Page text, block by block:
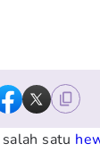
satu